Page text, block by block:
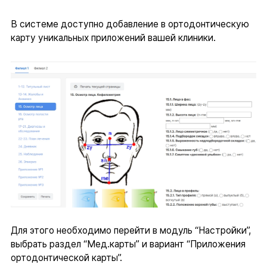
В системе доступно добавление в ортодонтическую
карту уникальных приложений вашей клиники.
Для этого необходимо перейти в модуль “Настройки”,
выбрать раздел “Мед.карты” и вариант “Приложения
ортодонтической карты”.